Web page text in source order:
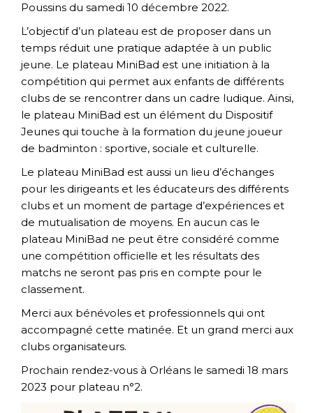
Poussins du samedi 10 décembre 2022.
L’objectif d’un plateau est de proposer dans un
temps réduit une pratique adaptée à un public
jeune. Le plateau MiniBad est une initiation à la
compétition qui permet aux enfants de différents
clubs de se rencontrer dans un cadre ludique. Ainsi,
le plateau MiniBad est un élément du Dispositif
Jeunes qui touche à la formation du jeune joueur
de badminton : sportive, sociale et culturelle.
Le plateau MiniBad est aussi un lieu d’échanges
pour les dirigeants et les éducateurs des différents
clubs et un moment de partage d’expériences et
de mutualisation de moyens. En aucun cas le
plateau MiniBad ne peut être considéré comme
une compétition officielle et les résultats des
matchs ne seront pas pris en compte pour le
classement.
Merci aux bénévoles et professionnels qui ont
accompagné cette matinée. Et un grand merci aux
clubs organisateurs.
Prochain rendez-vous à Orléans le samedi 18 mars
2023 pour plateau n°2.